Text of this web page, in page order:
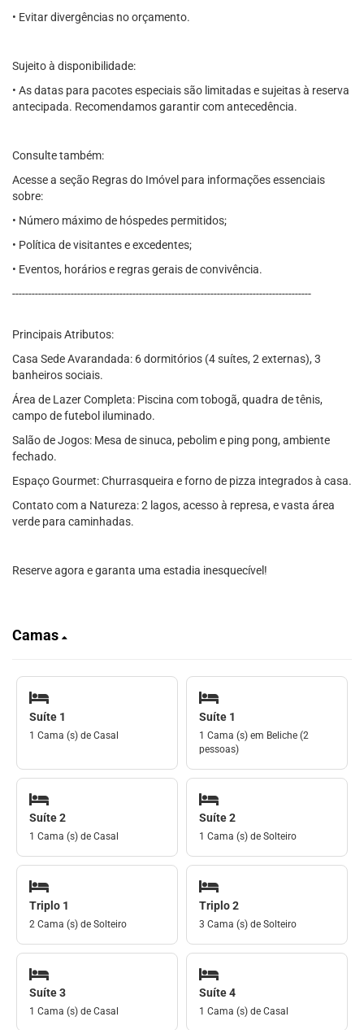
• Evitar divergências no orçamento.
Sujeito à disponibilidade:
• As datas para pacotes especiais são limitadas e sujeitas à reserva
antecipada. Recomendamos garantir com antecedência.
Consulte também:
Acesse a seção Regras do Imóvel para informações essenciais
sobre:
• Número máximo de hóspedes permitidos;
• Política de visitantes e excedentes;
• Eventos, horários e regras gerais de convivência.
--------------------------------------------------------------------------------------------
Principais Atributos:
Casa Sede Avarandada: 6 dormitórios (4 suítes, 2 externas), 3
banheiros sociais.
Área de Lazer Completa: Piscina com tobogã, quadra de tênis,
campo de futebol iluminado.
Salão de Jogos: Mesa de sinuca, pebolim e ping pong, ambiente
fechado.
Espaço Gourmet: Churrasqueira e forno de pizza integrados à casa.
Contato com a Natureza: 2 lagos, acesso à represa, e vasta área
verde para caminhadas.
Reserve agora e garanta uma estadia inesquecível!
Camas
Suíte 1
1 Cama (s) de Casal
Suíte 1
1 Cama (s) em Beliche (2
pessoas)
Suíte 2
1 Cama (s) de Casal
Suíte 2
1 Cama (s) de Solteiro
Triplo 1
2 Cama (s) de Solteiro
Triplo 2
3 Cama (s) de Solteiro
Suíte 3
1 Cama (s) de Casal
Suíte 4
1 Cama (s) de Casal